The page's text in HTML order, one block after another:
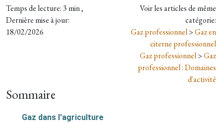
Temps de lecture: 3 min ,
Dernière mise à jour:
18/02/2026
Voir les articles de même
catégorie:
Gaz professionnel>Gaz en
citerne professionnel
Gaz professionnel>Gaz
professionnel : Domaines
d'activité
Sommaire
Gaz dans l'agriculture